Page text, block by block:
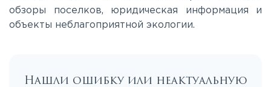
Минское
Новорижское
обзоры поселков, юридическая информация и
объекты неблагоприятной экологии.
Нашли ошибку или неактуальную